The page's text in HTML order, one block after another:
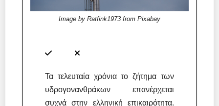
Image by Ratfink1973 from Pixabay
Τα τελευταία χρόνια το ζήτημα των
υδρογονανθράκων επανέρχεται
συχνά στην ελληνική επικαιρότητα.